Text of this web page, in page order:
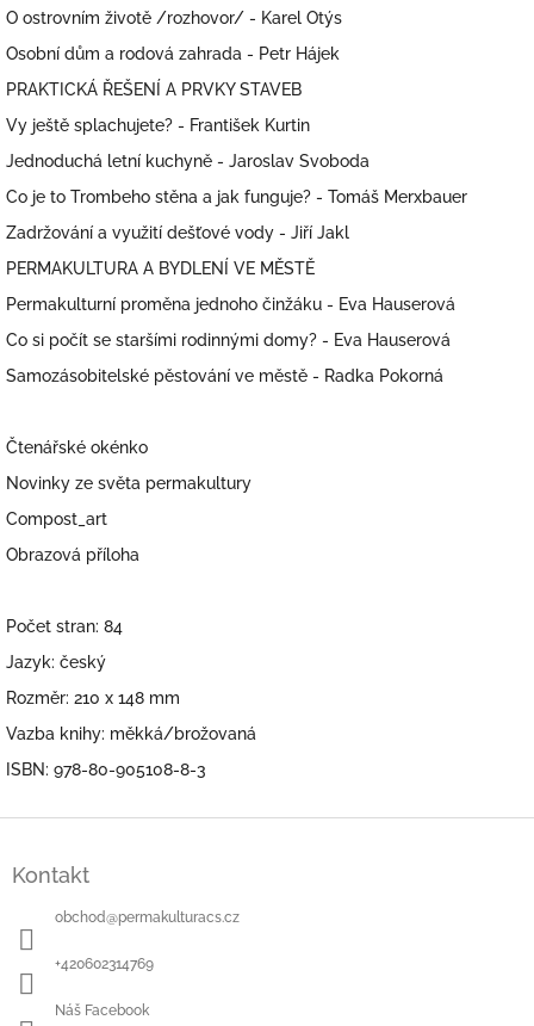
O ostrovním životě /rozhovor/ - Karel Otýs
Osobní dům a rodová zahrada - Petr Hájek
PRAKTICKÁ ŘEŠENÍ A PRVKY STAVEB
Vy ještě splachujete? - František Kurtin
Jednoduchá letní kuchyně - Jaroslav Svoboda
Co je to Trombeho stěna a jak funguje? - Tomáš Merxbauer
Zadržování a využití dešťové vody - Jiří Jakl
PERMAKULTURA A BYDLENÍ VE MĚSTĚ
Permakulturní proměna jednoho činžáku - Eva Hauserová
Co si počít se staršími rodinnými domy? - Eva Hauserová
Samozásobitelské pěstování ve městě - Radka Pokorná
Čtenářské okénko
Novinky ze světa permakultury
Compost_art
Obrazová příloha
Počet stran: 84
Jazyk: český
Rozměr: 210 x 148 mm
Vazba knihy: měkká/brožovaná
ISBN: 978-80-905108-8-3
Kontakt
obchod@permakulturacs.cz
+420602314769
Náš Facebook